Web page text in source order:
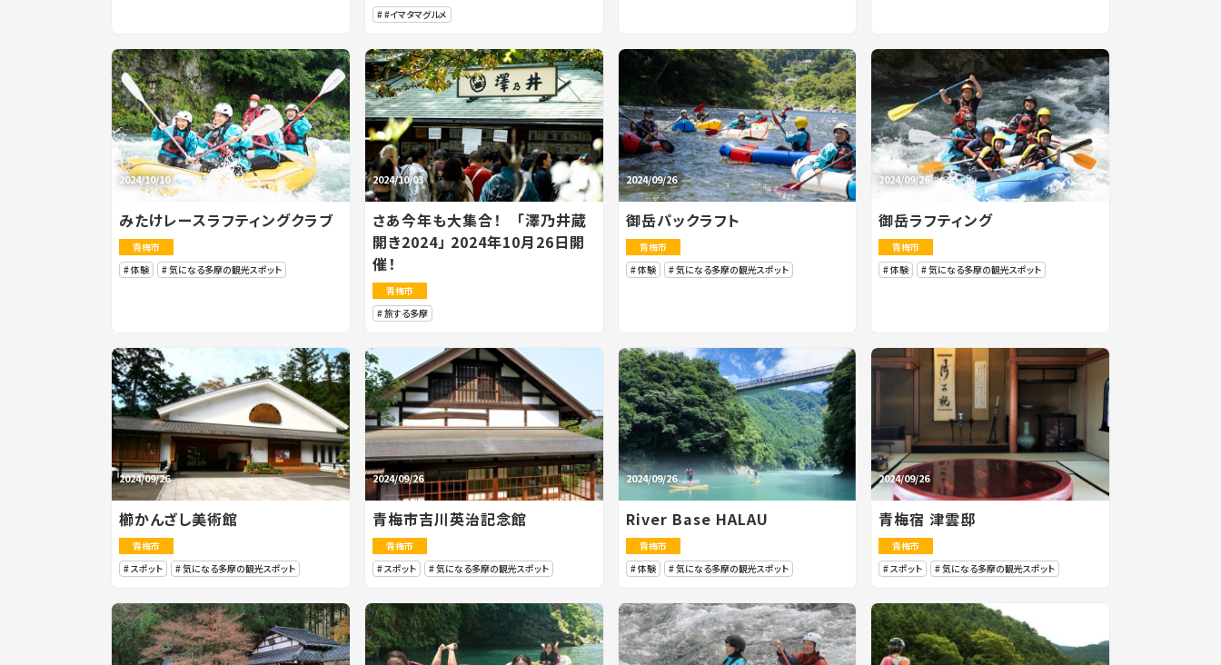
#イマタマグルメ
2024/10/10
みたけレースラフティングクラブ
青梅市
体験
気になる多摩の観光スポット
2024/10/03
さあ今年も大集合！ 「澤乃井蔵
開き2024」 2024年10月26日開
催！
青梅市
旅する多摩
2024/09/26
御岳パックラフト
青梅市
体験
気になる多摩の観光スポット
2024/09/26
御岳ラフティング
青梅市
体験
気になる多摩の観光スポット
2024/09/26
櫛かんざし美術館
青梅市
スポット
気になる多摩の観光スポット
2024/09/26
青梅市吉川英治記念館
青梅市
スポット
気になる多摩の観光スポット
2024/09/26
River Base HALAU
青梅市
体験
気になる多摩の観光スポット
2024/09/26
青梅宿 津雲邸
青梅市
スポット
気になる多摩の観光スポット